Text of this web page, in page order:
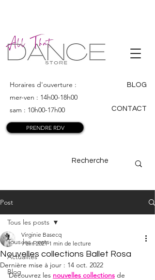
ALL THAT
DANCE
Horaires d'ouverture :
mer-ven : 14h00-18h00
sam : 10h00-17h00
BLOG
CONTACT
PRENDRE RDV
Post
Tous les posts
Actualités
Blog
Tous les posts
Nouvelles collections Ballet Rosa
Virginie Basecq
9 avr. 2021 1 min de lecture
Dernière mise à jour : 14 oct. 2022
Découvrez les nouvelles collections de